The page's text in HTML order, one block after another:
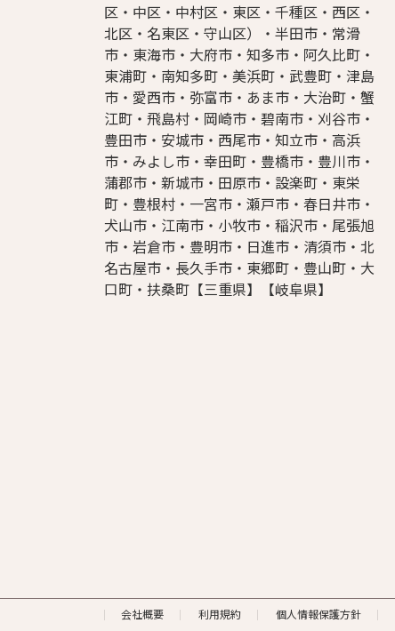
区・中区・中村区・東区・千種区・西区・
北区・名東区・守山区）・半田市・常滑
市・東海市・大府市・知多市・阿久比町・
東浦町・南知多町・美浜町・武豊町・津島
市・愛西市・弥富市・あま市・大治町・蟹
江町・飛島村・岡崎市・碧南市・刈谷市・
豊田市・安城市・西尾市・知立市・高浜
市・みよし市・幸田町・豊橋市・豊川市・
蒲郡市・新城市・田原市・設楽町・東栄
町・豊根村・一宮市・瀬戸市・春日井市・
犬山市・江南市・小牧市・稲沢市・尾張旭
市・岩倉市・豊明市・日進市・清須市・北
名古屋市・長久手市・東郷町・豊山町・大
口町・扶桑町【三重県】【岐阜県】
会社概要 利用規約 個人情報保護方針